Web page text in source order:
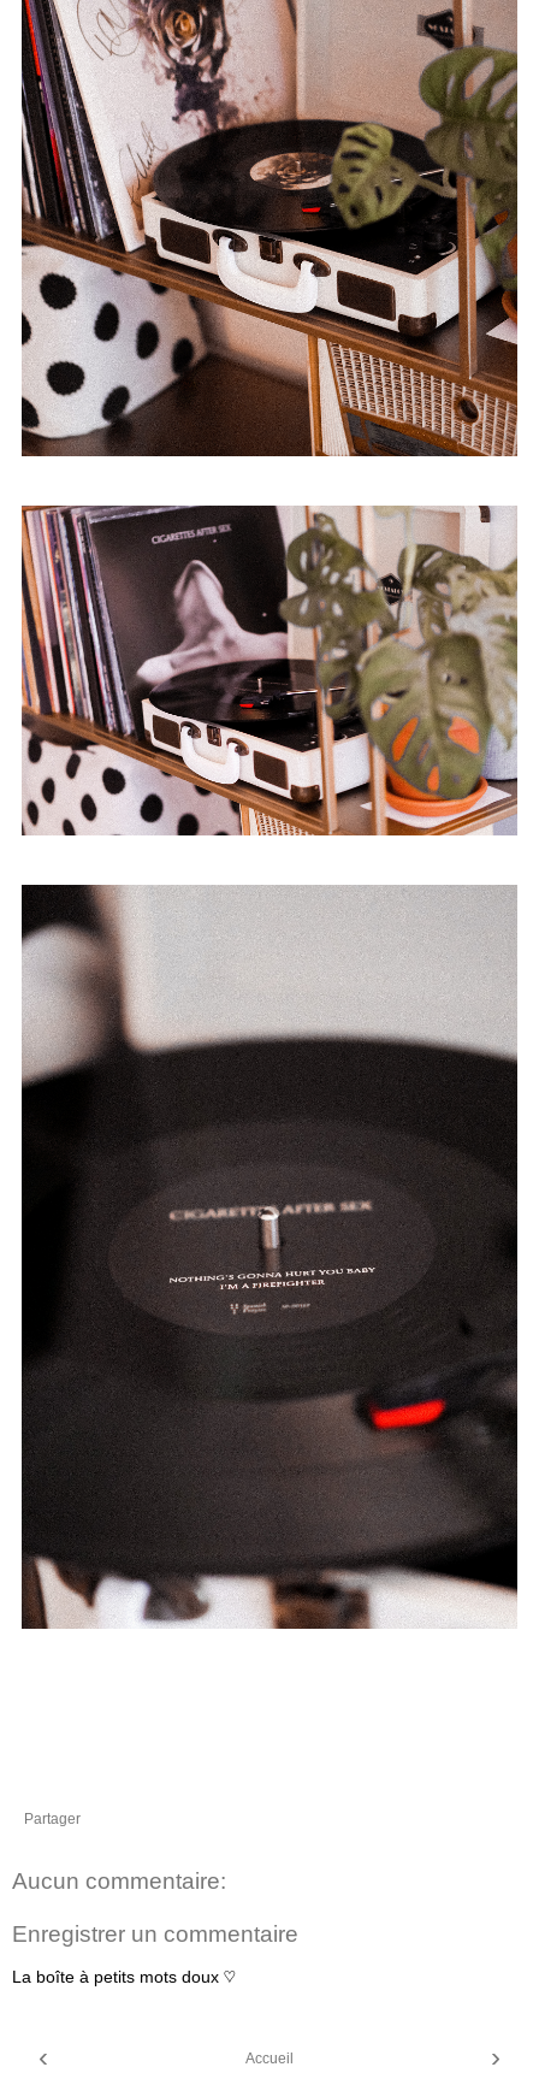
Partager
Aucun commentaire:
Enregistrer un commentaire
La boîte à petits mots doux ♡
‹ ›
Accueil